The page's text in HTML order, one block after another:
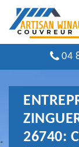
04
26740: